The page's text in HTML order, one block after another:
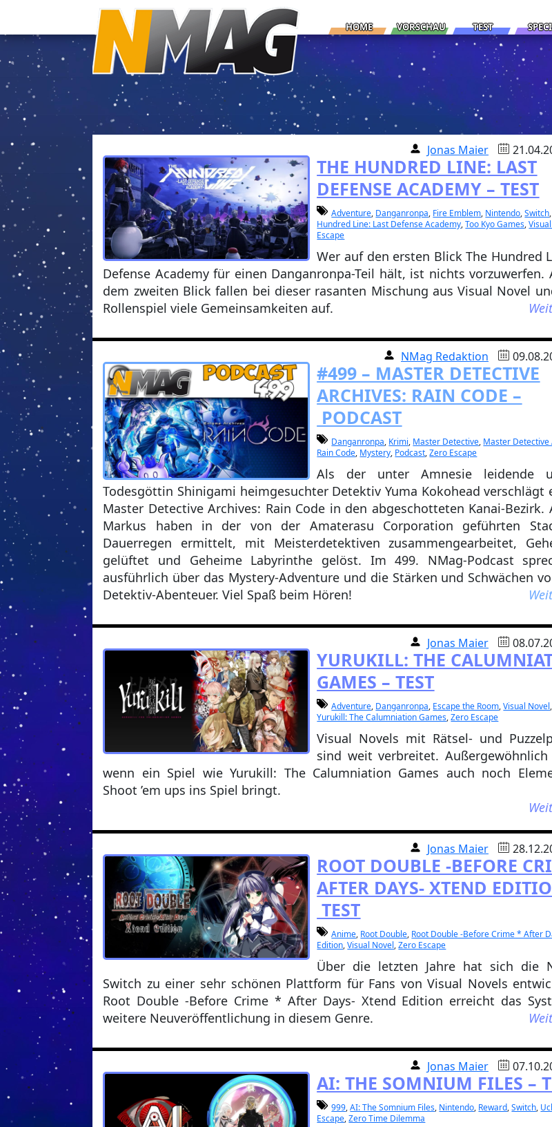
HOME VORSCHAU TEST
Jonas Maier
THE HUNDRED LINE: LAST
DEFENSE ACADEMY – TEST
Adventure, Danganronpa, Fire Emblem, Nintendo,Switch
Hundred Line: Last Defense Academy,Too Kyo Games,
Escape
Wer auf den ersten Blick The Hundred
Defense Academy für einen Danganronpa-Teil hält, ist nichts vorzuwerfen.
dem zweiten Blick fallen bei dieser rasanten Mischung aus Visual Novel
Rollenspiel viele Gemeinsamkeiten auf.
NMag Redaktion
#499 – MASTER DETECTIVE
ARCHIVES: RAIN CODE –
PODCAST
Danganronpa, Krimi, Master Detective, Master Detective
Rain Code, Mystery, Podcast,Zero Escape
Als der unter Amnesie leidende
Todesgöttin Shinigami heimgesuchter Detektiv Yuma Kokohead verschlägt
Master Detective Archives: Rain Code in den abgeschotteten Kanai-Bezirk.
Markus haben in der von der Amaterasu Corporation geführten
Dauerregen ermittelt, mit Meisterdetektiven zusammengearbeitet,
gelüftet und Geheime Labyrinthe gelöst. Im 499. NMag-Podcast
ausführlich über das Mystery-Adventure und die Stärken und Schwächen
Detektiv-Abenteuer. Viel Spaß beim Hören!
Jonas Maier
YURUKILL: THE
GAMES – TEST
Adventure, Danganronpa, Escape the Room,Visual Novel
Yurukill: The Calumniation Games,Zero Escape
Visual Novels mit Rätsel- und
sind weit verbreitet.
wenn ein Spiel wie Yurukill: The Calumniation Games auch noch
Shoot ’em ups ins Spiel bringt.
Jonas Maier
ROOT DOUBLE -BEFORE
AFTER DAYS- XTEND
TEST
Anime, Root Double, Root Double -Before Crime * After
Edition,Visual Novel,Zero Escape
Über die letzten Jahre hat sich die
Switch zu einer sehr schönen Plattform für Fans von Visual Novels
Root Double -Before Crime * After Days- Xtend Edition erreicht das
weitere Neuveröffentlichung in diesem Genre.
Jonas Maier
AI: THE SOMNIUM FILES –
999,AI: The Somnium Files, Nintendo, Reward,Switch,
Escape,Zero Time Dilemma